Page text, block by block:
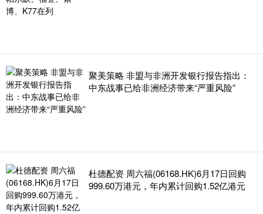
聚美策略 非盟与非洲开发银行报告指出：
中东战事已给非洲经济带来“严重风险”
杜德配资 周六福(06168.HK)6月17日回购
999.60万港元，年内累计回购1.52亿港元